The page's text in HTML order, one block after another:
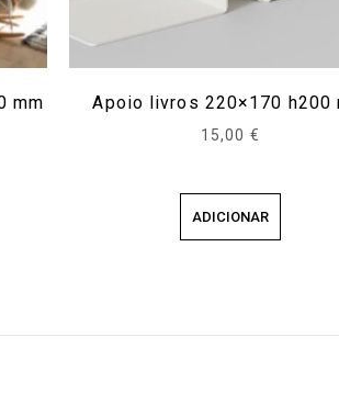
mm Apoio livros 220×170 h200
15,00 €
ADICIONAR